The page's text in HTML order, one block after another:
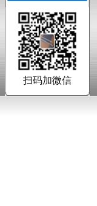
扫码加微信